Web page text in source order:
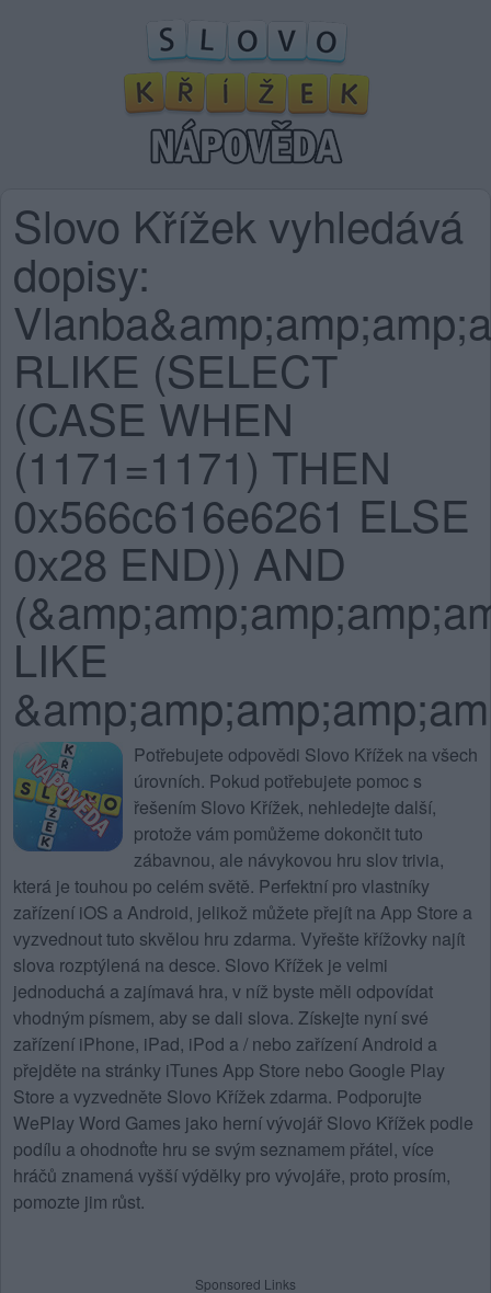
Slovo Křížek vyhledává
dopisy:
RLIKE (SELECT
(CASE WHEN
(1171=1171) THEN
0x566c616e6261 ELSE
0x28 END)) AND
LIKE
Potřebujete odpovědi Slovo Křížek na všech
úrovních. Pokud potřebujete pomoc s
řešením Slovo Křížek, nehledejte další,
protože vám pomůžeme dokončit tuto
zábavnou, ale návykovou hru slov trivia,
která je touhou po celém světě. Perfektní pro vlastníky
zařízení iOS a Android, jelikož můžete přejít na App Store a
vyzvednout tuto skvělou hru zdarma. Vyřešte křížovky najít
slova rozptýlená na desce. Slovo Křížek je velmi
jednoduchá a zajímavá hra, v níž byste měli odpovídat
vhodným písmem, aby se dali slova. Získejte nyní své
zařízení iPhone, iPad, iPod a / nebo zařízení Android a
přejděte na stránky iTunes App Store nebo Google Play
Store a vyzvedněte Slovo Křížek zdarma. Podporujte
WePlay Word Games jako herní vývojář Slovo Křížek podle
podílu a ohodnoťte hru se svým seznamem přátel, více
hráčů znamená vyšší výdělky pro vývojáře, proto prosím,
pomozte jim růst.
Sponsored Links